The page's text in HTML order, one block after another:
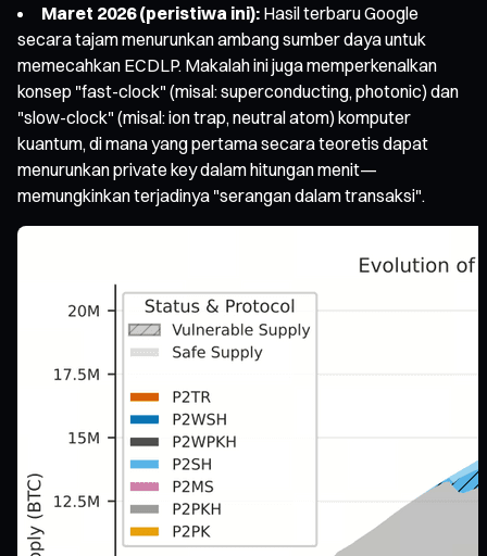
Maret 2026 (peristiwa ini): Hasil terbaru Google
secara tajam menurunkan ambang sumber daya untuk
memecahkan ECDLP. Makalah ini juga memperkenalkan
konsep "fast-clock" (misal: superconducting, photonic) dan
"slow-clock" (misal: ion trap, neutral atom) komputer
kuantum, di mana yang pertama secara teoretis dapat
menurunkan private key dalam hitungan menit—
memungkinkan terjadinya "serangan dalam transaksi".